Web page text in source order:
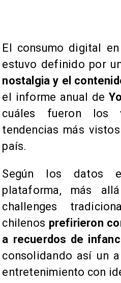
El consumo digital
estuvo definido por
nostalgia y el
el informe anual de
cuáles fueron los
tendencias más
país.
Según los datos
plataforma, más
challenges
chilenos prefirieron
a recuerdos de
consolidando así un
entretenimiento con